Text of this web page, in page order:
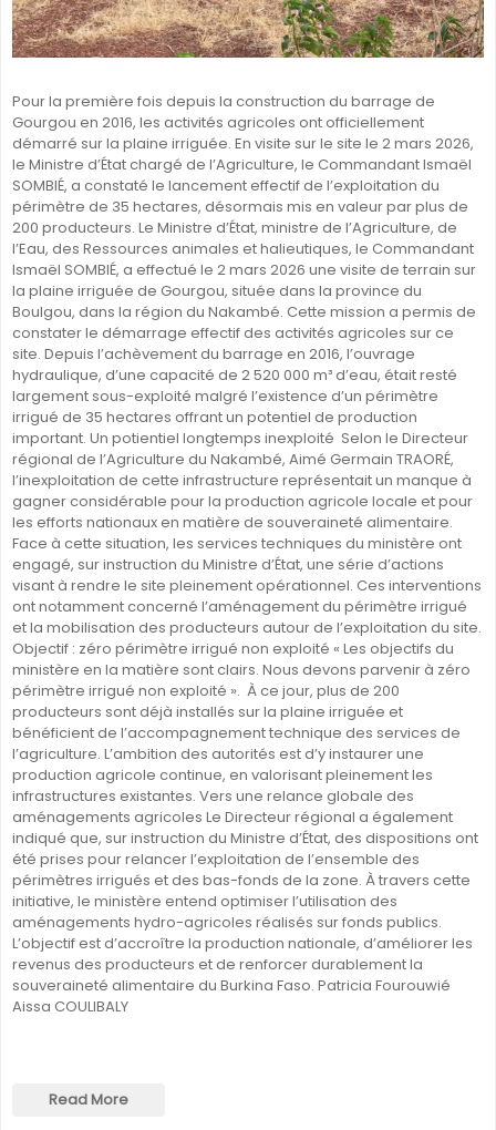
Pour la première fois depuis la construction du barrage de
Gourgou en 2016, les activités agricoles ont officiellement
démarré sur la plaine irriguée. En visite sur le site le 2 mars 2026,
le Ministre d’État chargé de l’Agriculture, le Commandant Ismaël
SOMBIÉ, a constaté le lancement effectif de l’exploitation du
périmètre de 35 hectares, désormais mis en valeur par plus de
200 producteurs. Le Ministre d’État, ministre de l’Agriculture, de
l’Eau, des Ressources animales et halieutiques, le Commandant
Ismaël SOMBIÉ, a effectué le 2 mars 2026 une visite de terrain sur
la plaine irriguée de Gourgou, située dans la province du
Boulgou, dans la région du Nakambé. Cette mission a permis de
constater le démarrage effectif des activités agricoles sur ce
site. Depuis l’achèvement du barrage en 2016, l’ouvrage
hydraulique, d’une capacité de 2 520 000 m³ d’eau, était resté
largement sous-exploité malgré l’existence d’un périmètre
irrigué de 35 hectares offrant un potentiel de production
important. Un potientiel longtemps inexploité Selon le Directeur
régional de l’Agriculture du Nakambé, Aimé Germain TRAORÉ,
l’inexploitation de cette infrastructure représentait un manque à
gagner considérable pour la production agricole locale et pour
les efforts nationaux en matière de souveraineté alimentaire.
Face à cette situation, les services techniques du ministère ont
engagé, sur instruction du Ministre d’État, une série d’actions
visant à rendre le site pleinement opérationnel. Ces interventions
ont notamment concerné l’aménagement du périmètre irrigué
et la mobilisation des producteurs autour de l’exploitation du site.
Objectif : zéro périmètre irrigué non exploité « Les objectifs du
ministère en la matière sont clairs. Nous devons parvenir à zéro
périmètre irrigué non exploité ». À ce jour, plus de 200
producteurs sont déjà installés sur la plaine irriguée et
bénéficient de l’accompagnement technique des services de
l’agriculture. L’ambition des autorités est d’y instaurer une
production agricole continue, en valorisant pleinement les
infrastructures existantes. Vers une relance globale des
aménagements agricoles Le Directeur régional a également
indiqué que, sur instruction du Ministre d’État, des dispositions ont
été prises pour relancer l’exploitation de l’ensemble des
périmètres irrigués et des bas-fonds de la zone. À travers cette
initiative, le ministère entend optimiser l’utilisation des
aménagements hydro-agricoles réalisés sur fonds publics.
L’objectif est d’accroître la production nationale, d’améliorer les
revenus des producteurs et de renforcer durablement la
souveraineté alimentaire du Burkina Faso. Patricia Fourouwié
Aissa COULIBALY
Read More